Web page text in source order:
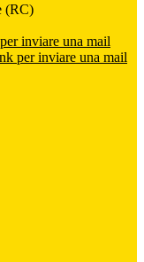
(RC)
inviare una mail
per inviare una mail